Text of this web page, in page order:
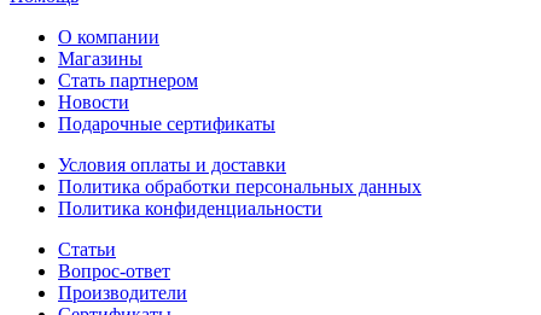
О компании
Магазины
Стать партнером
Новости
Подарочные сертификаты
Условия оплаты и доставки
Политика обработки персональных данных
Политика конфиденциальности
Статьи
Вопрос-ответ
Производители